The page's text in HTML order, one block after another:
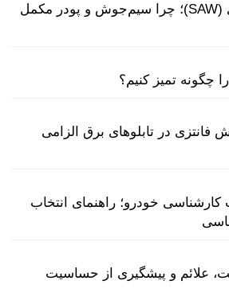
جوشکاری زیرپودری (SAW)؛ چرا سیم‌جوش و پودر مکمل
تمیز کنیم؟
فانتزی در تابلوهای برق الزامی
خودرو؛ راهنمای انتخاب
علائم و پیشگیری از حساسیت